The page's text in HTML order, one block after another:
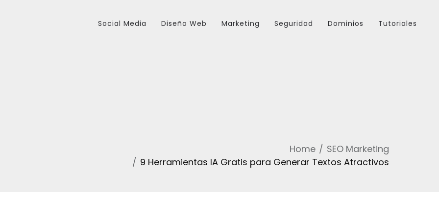
Social Media Diseño Web Marketing Seguridad Dominios Tutoriales
Home
SEO Marketing
9 Herramientas IA Gratis para Generar Textos Atractivos